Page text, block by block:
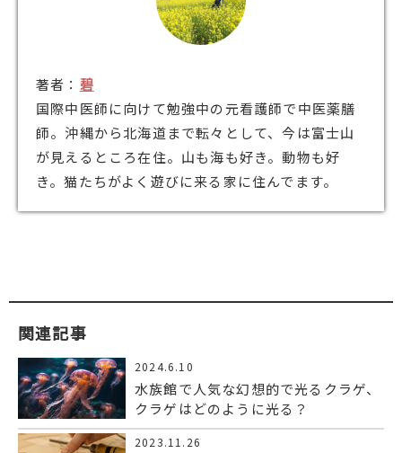
著者： 碧
国際中医師に向けて勉強中の元看護師で中医薬膳
師。沖縄から北海道まで転々として、今は富士山
が見えるところ在住。山も海も好き。動物も好
き。猫たちがよく遊びに来る家に住んでます。
関連記事
2024.6.10
水族館で人気な幻想的で光るクラゲ、
クラゲはどのように光る？
2023.11.26